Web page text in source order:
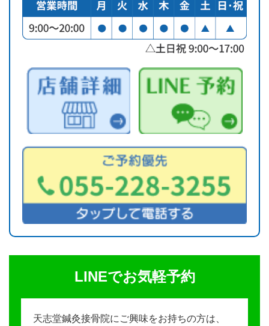
LINEでお気軽予約
天志堂鍼灸接骨院にご興味をお持ちの方は、